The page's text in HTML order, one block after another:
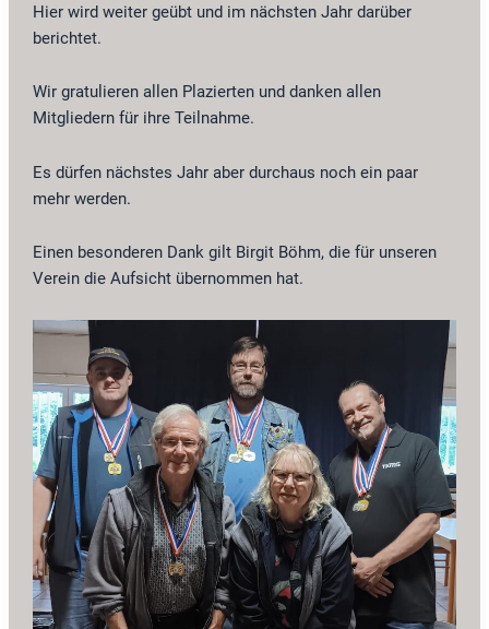
Hier wird weiter geübt und im nächsten Jahr darüber
berichtet.
Wir gratulieren allen Plazierten und danken allen
Mitgliedern für ihre Teilnahme.
Es dürfen nächstes Jahr aber durchaus noch ein paar
mehr werden.
Einen besonderen Dank gilt Birgit Böhm, die für unseren
Verein die Aufsicht übernommen hat.